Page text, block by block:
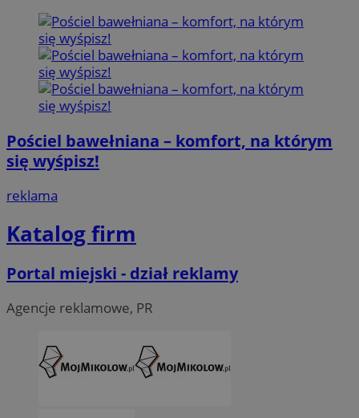
Pościel bawełniana – komfort, na którym
się wyśpisz!
reklama
Katalog firm
Portal miejski - dział reklamy
Agencje reklamowe, PR